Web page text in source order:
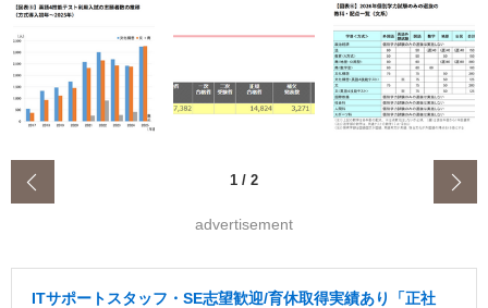
1 / 2
advertisement
ITサポートスタッフ・SE志望歓迎/育休取得実績あり「正社